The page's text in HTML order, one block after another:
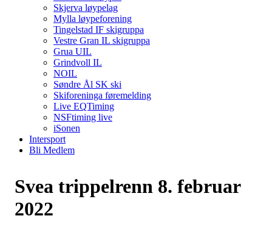
Skjerva løypelag
Mylla løypeforening
Tingelstad IF skigruppa
Vestre Gran IL skigruppa
Grua UIL
Grindvoll IL
NOIL
Søndre Ål SK ski
Skiforeninga føremelding
Live EQTiming
NSFtiming live
iSonen
Intersport
Bli Medlem
Svea trippelrenn 8. februar
2022